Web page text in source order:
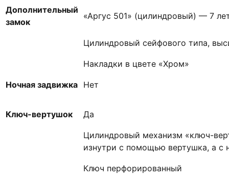
Дополнительный
замок
«Аргус 501» (цилиндровый) — 7
Цилиндровый сейфового типа,
Накладки в цвете «Хром»
Ночная задвижка Нет
Ключ-вертушок Да
Цилиндровый механизм «ключ-
изнутри с помощью вертушка, а
Ключ перфорированный